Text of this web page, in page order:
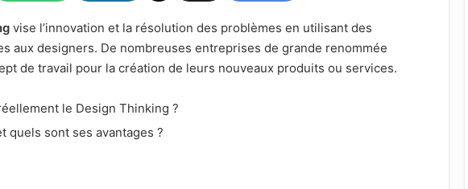
vise l’innovation et la résolution des problèmes en utilisant des
aux designers. De nombreuses entreprises de grande renommée
de travail pour la création de leurs nouveaux produits ou services.
le Design Thinking ?
quels sont ses avantages ?